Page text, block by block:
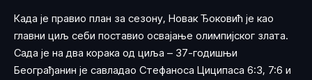
Када је правио план за сезону, Новак Ђоковић је као
главни циљ себи поставио освајање олимпијског злата.
Сада је на два корака од циља – 37-годишњи
Београђанин је савладао Стефаноса Циципаса 6:3, 7:6 и